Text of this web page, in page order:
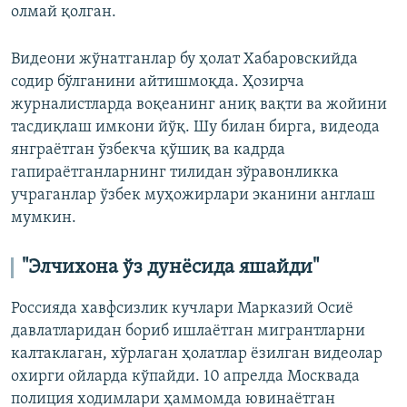
олмай қолган.
Видеони жўнатганлар бу ҳолат Хабаровскийда
содир бўлганини айтишмоқда. Ҳозирча
журналистларда воқеанинг аниқ вақти ва жойини
тасдиқлаш имкони йўқ. Шу билан бирга, видеода
янграётган ўзбекча қўшиқ ва кадрда
гапираётганларнинг тилидан зўравонликка
учраганлар ўзбек муҳожирлари эканини англаш
мумкин.
"Элчихона ўз дунёсида яшайди"
Россияда хавфсизлик кучлари Марказий Осиё
давлатларидан бориб ишлаётган мигрантларни
калтаклаган, хўрлаган ҳолатлар ёзилган видеолар
охирги ойларда кўпайди. 10 апрелда Москвада
полиция ходимлари ҳаммомда ювинаётган